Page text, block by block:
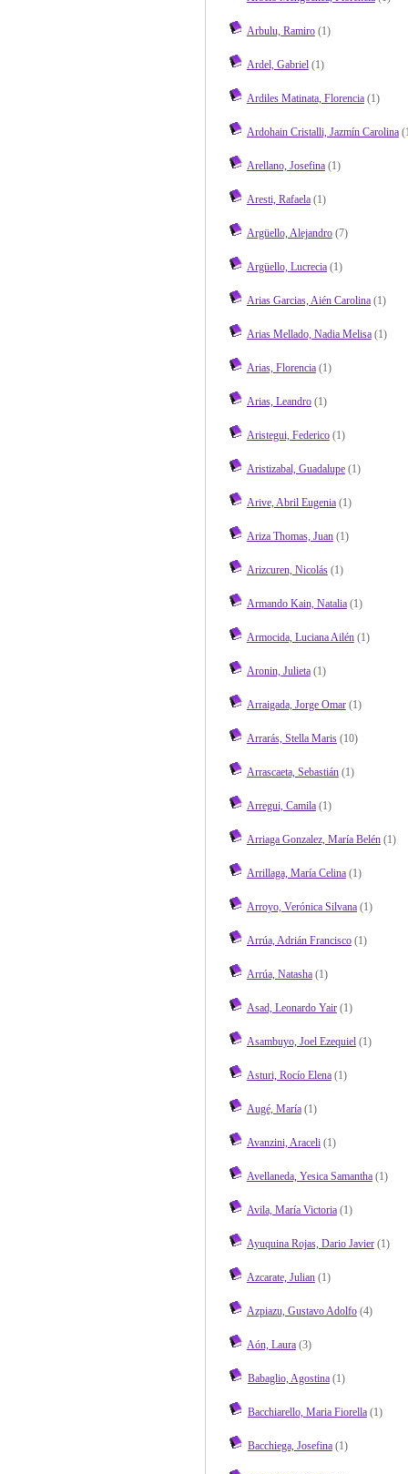
Arbulu, Ramiro(1)
Ardel, Gabriel(1)
Ardiles Matinata, Florencia(1)
Ardohain Cristalli, Jazmín Carolina
Arellano, Josefina(1)
Aresti, Rafaela(1)
Argüello, Alejandro(7)
Argüello, Lucrecia(1)
Arias Garcias, Aién Carolina(1)
Arias Mellado, Nadia Melisa(1)
Arias, Florencia(1)
Arias, Leandro(1)
Aristegui, Federico(1)
Aristizabal, Guadalupe(1)
Arive, Abril Eugenia(1)
Ariza Thomas, Juan(1)
Arizcuren, Nicolás(1)
Armando Kain, Natalia(1)
Armocida, Luciana Ailén(1)
Aronin, Julieta(1)
Arraigada, Jorge Omar(1)
Arrarás, Stella Maris(10)
Arrascaeta, Sebastián(1)
Arregui, Camila(1)
Arriaga Gonzalez, María Belén(1)
Arrillaga, María Celina(1)
Arroyo, Verónica Silvana(1)
Arrúa, Adrián Francisco(1)
Arrúa, Natasha(1)
Asad, Leonardo Yair(1)
Asambuyo, Joel Ezequiel(1)
Asturi, Rocío Elena(1)
Augé, María(1)
Avanzini, Araceli(1)
Avellaneda, Yesica Samantha(1)
Avila, María Victoria(1)
Ayuquina Rojas, Dario Javier(1)
Azcarate, Julian(1)
Azpiazu, Gustavo Adolfo(4)
Aón, Laura(3)
Babaglio, Agostina(1)
Bacchiarello, Maria Fiorella(1)
Bacchiega, Josefina(1)